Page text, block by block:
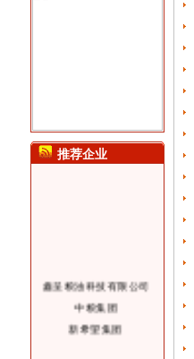
推荐企业
鑫呈粮油科技有限公司
中粮集团
新希望集团